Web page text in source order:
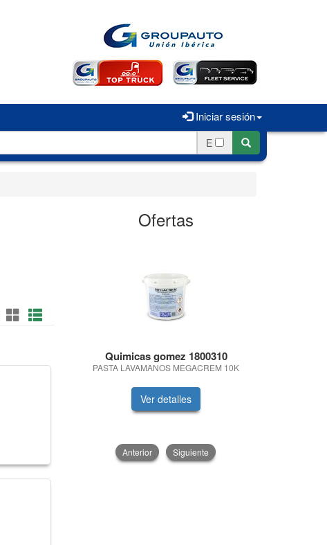
Iniciar sesión
E
Ofertas
Quimicas gomez 1800310
PASTA LAVAMANOS MEGACREM 10K
Ver detalles
Anterior Siguiente